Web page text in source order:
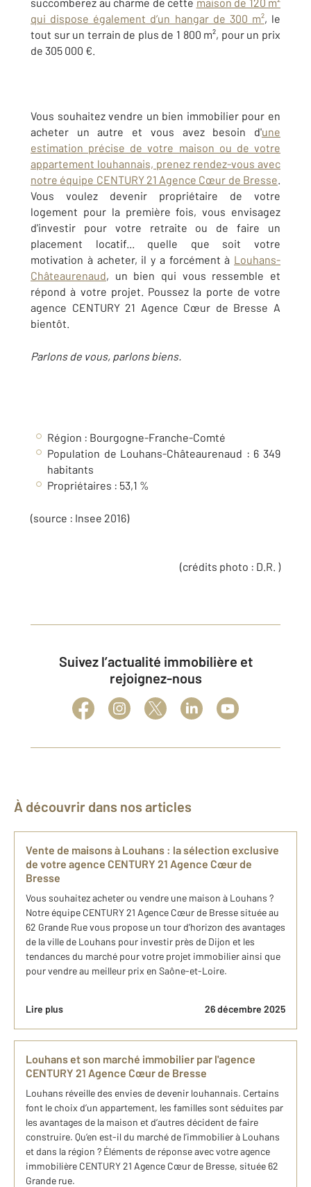
qui dispose également d’un hangar de 300 m², le
tout sur un terrain de plus de 1 800 m², pour un prix
de 305 000 €.
Vous souhaitez vendre un bien immobilier pour en
acheter un autre et vous avez besoin d'une
estimation précise de votre maison ou de votre
appartement louhannais, prenez rendez-vous avec
notre équipe CENTURY 21 Agence Cœur de Bresse.
Vous voulez devenir propriétaire de votre
logement pour la première fois, vous envisagez
d'investir pour votre retraite ou de faire un
placement locatif... quelle que soit votre
motivation à acheter, il y a forcément à Louhans-
Châteaurenaud, un bien qui vous ressemble et
répond à votre projet. Poussez la porte de votre
agence CENTURY 21 Agence Cœur de Bresse A
bientôt.
Parlons de vous, parlons biens.
Région : Bourgogne-Franche-Comté
Population de Louhans-Châteaurenaud : 6 349
habitants
Propriétaires : 53,1 %
(source : Insee 2016)
(crédits photo : D.R. )
Suivez l’actualité immobilière et
rejoignez-nous
À découvrir dans nos articles
Vente de maisons à Louhans : la sélection exclusive
de votre agence CENTURY 21 Agence Cœur de
Bresse
Vous souhaitez acheter ou vendre une maison à Louhans ?
Notre équipe CENTURY 21 Agence Cœur de Bresse située au
62 Grande Rue vous propose un tour d’horizon des avantages
de la ville de Louhans pour investir près de Dijon et les
tendances du marché pour votre projet immobilier ainsi que
pour vendre au meilleur prix en Saône-et-Loire.
Lire plus 26 décembre 2025
Louhans et son marché immobilier par l'agence
CENTURY 21 Agence Cœur de Bresse
Louhans réveille des envies de devenir louhannais. Certains
font le choix d’un appartement, les familles sont séduites par
les avantages de la maison et d’autres décident de faire
construire. Qu’en est-il du marché de l’immobilier à Louhans
et dans la région ? Éléments de réponse avec votre agence
immobilière CENTURY 21 Agence Cœur de Bresse, située 62
Grande rue.